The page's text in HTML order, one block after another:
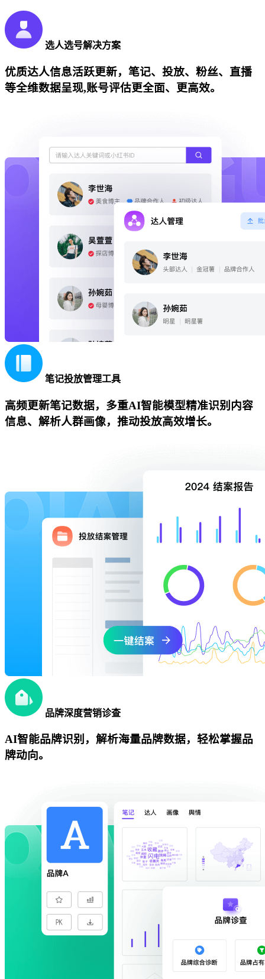
选人选号解决方案
优质达人信息活跃更新，笔记、投放、粉丝、直播
等全维数据呈现,账号评估更全面、更高效。
笔记投放管理工具
高频更新笔记数据，多重AI智能模型精准识别内容
信息、解析人群画像，推动投放高效增长。
品牌深度营销诊查
AI智能品牌识别，解析海量品牌数据，轻松掌握品
牌动向。